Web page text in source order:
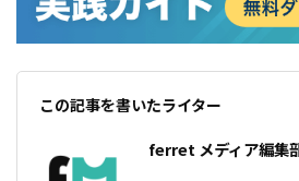
この記事を書いたライター
ferret メディア編集